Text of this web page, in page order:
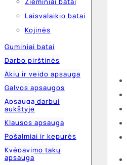
Laisvalaikio batai
Kojinės
Guminiai batai
Darbo pirštinės
Akių ir veido apsauga
Galvos apsaugos
Apsauga darbui
aukštyje
Klausos apsauga
Pošalmiai ir kepurės
Kvėpavimo takų
apsauga